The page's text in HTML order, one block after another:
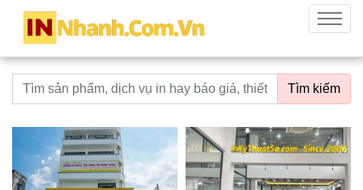
innhanh.com.vn
Menu
Từ khoá tìm kiếm Tìm kiếm